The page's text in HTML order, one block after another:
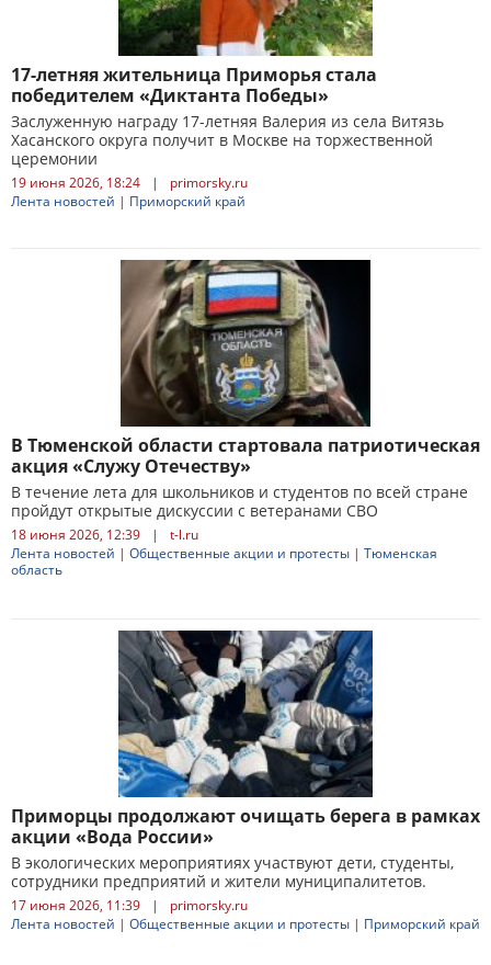
17-летняя жительница Приморья стала
победителем «Диктанта Победы»
Заслуженную награду 17-летняя Валерия из села Витязь
Хасанского округа получит в Москве на торжественной
церемонии
19 июня 2026, 18:24 |
primorsky.ru
Лента новостей | Приморский край
В Тюменской области стартовала патриотическая
акция «Служу Отечеству»
В течение лета для школьников и студентов по всей стране
пройдут открытые дискуссии с ветеранами СВО
18 июня 2026, 12:39 |
t-l.ru
Лента новостей | Общественные акции и протесты | Тюменская
область
Приморцы продолжают очищать берега в рамках
акции «Вода России»
В экологических мероприятиях участвуют дети, студенты,
сотрудники предприятий и жители муниципалитетов.
17 июня 2026, 11:39 |
primorsky.ru
Лента новостей | Общественные акции и протесты | Приморский край